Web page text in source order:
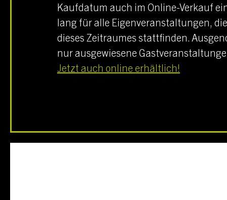
Kaufdatum auch im Online-Verkauf
lang für alle Eigenveranstaltungen,
dieses Zeitraumes stattfinden.
nur ausgewiesene
Jetzt auch online erhältlich!